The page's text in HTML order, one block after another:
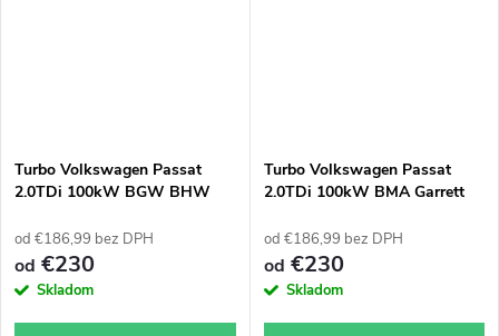
Turbo Volkswagen Passat
2.0TDi 100kW BGW BHW
od €186,99 bez DPH
od €230
Skladom
Turbo Volkswagen Passat
2.0TDi 100kW BMA Garrett
od €186,99 bez DPH
od €230
Skladom